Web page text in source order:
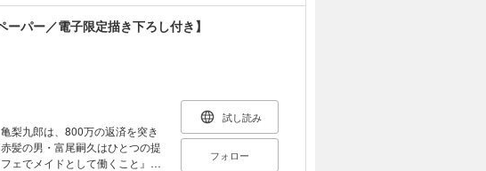
を引き起こされてしまって…!?
パー／電子限定描き下ろし付き】
梨九郎は、800万の返済を突き
髪の男・富尾嗣久はひとつの提
ェでメイドとして働くこと』
試し読み
フォロー